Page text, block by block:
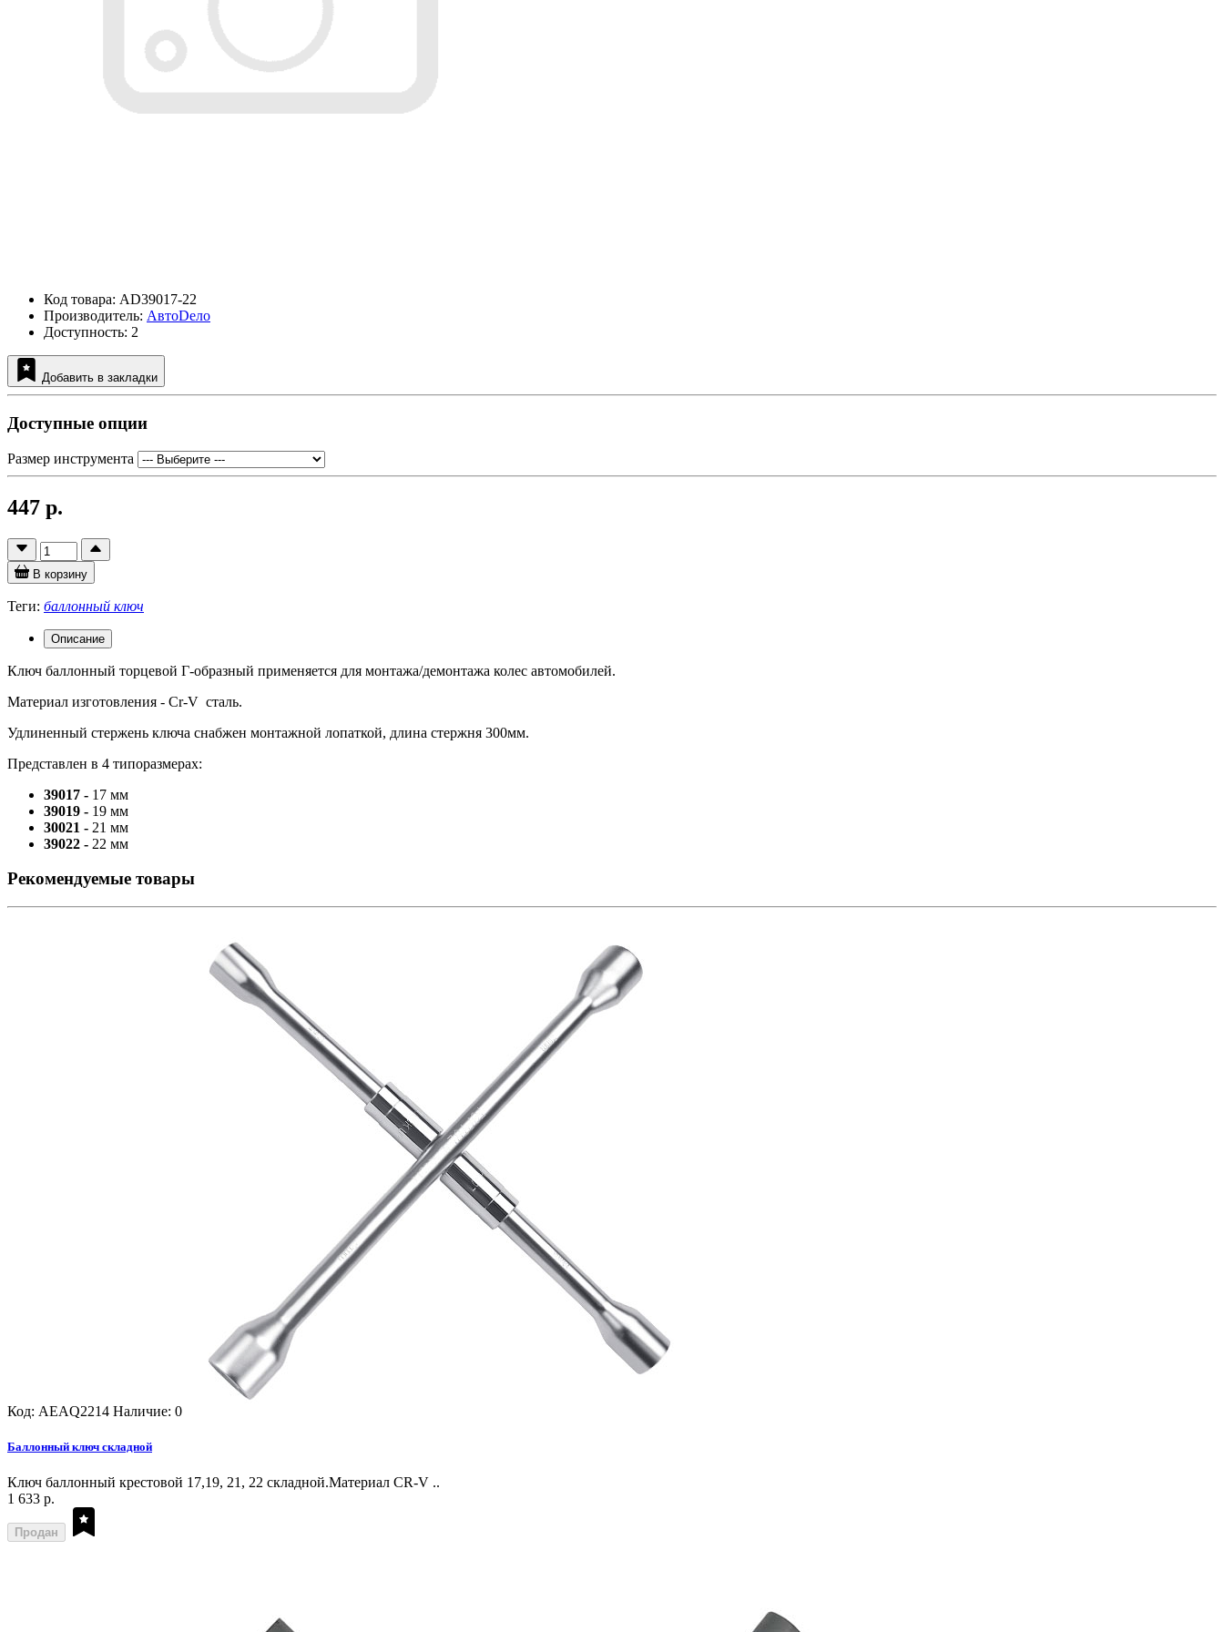
Код товара: AD39017-22
Производитель: АвтоDело
Доступность: 2
Добавить в закладки
Доступные опции
Размер инструмента
447 р.
В корзину
Теги: баллонный ключ
Описание
Ключ баллонный торцевой Г-образный применяется для монтажа/демонтажа колес автомобилей.
Материал изготовления - Cr-V сталь.
Удлиненный стержень ключа снабжен монтажной лопаткой, длина стержня 300мм.
Представлен в 4 типоразмерах:
39017 - 17 мм
39019 - 19 мм
30021 - 21 мм
39022 - 22 мм
Рекомендуемые товары
Код: AEAQ2214 Наличие: 0
Баллонный ключ складной
Ключ баллонный крестовой 17,19, 21, 22 складной.Материал CR-V ..
1 633 р.
Продан